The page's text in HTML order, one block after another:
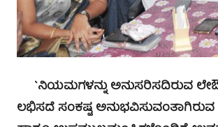
`ನಿಯಮಗಳನ್ನು ಅನುಸರಿಸದಿರುವ
ಲಭಿಸದೆ ಸಂಕಷ್ಟ